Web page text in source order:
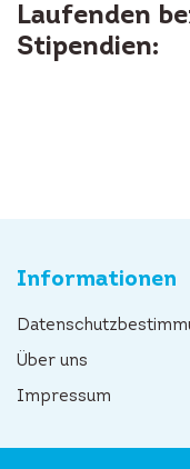
Laufenden
Stipendien:
Informationen
Über uns
Impressum